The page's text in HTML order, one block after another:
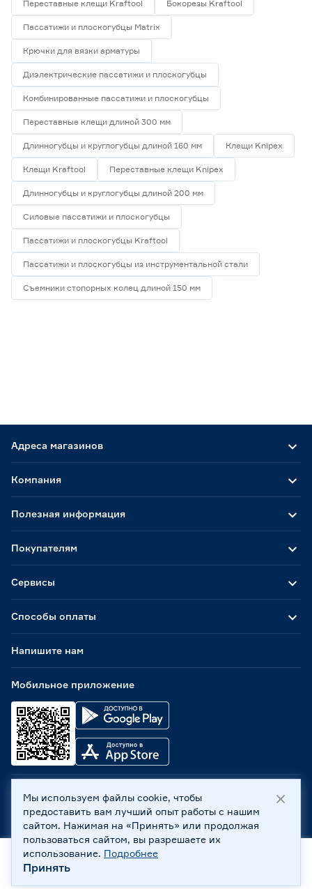
Нержавеющая сталь
Полиамид
Марка
Afacan
DORN
DORN PRO
FIT
FORESTER
Ещё 10
Страна производства
Германия
Индия
Россия
Тайвань
Переставные клещи Kraftool Бокорезы Kraftool
Пассатижи и плоскогубцы Matrix
Крючки для вязки арматуры
Диэлектрические пассатижи и плоскогубцы
Комбинированные пассатижи и плоскогубцы
Переставные клещи длиной 300 мм
Длинногубцы и круглогубцы длиной 160 мм Клещи Knipex
Клещи Kraftool Переставные клещи Knipex
Длинногубцы и круглогубцы длиной 200 мм
Силовые пассатижи и плоскогубцы
Пассатижи и плоскогубцы Kraftool
Пассатижи и плоскогубцы из инструментальной стали
Съемники стопорных колец длиной 150 мм
Адреса магазинов
Способы оплаты
Мобильное приложение
Компания
Полезная информация
Покупателям
Сервисы
Напишите нам
ООО «Бауцентр Рус» 2004 -2026, 236029, г. Калининград,
ул. А.Невского, 205. ИНН 7702596813, КПП 390601001 ©
Все права защищены
Политика обработки персональных данных
Правовая информация
Охрана труда
Главная
Мы используем файлы cookie, чтобы
предоставить вам лучший опыт работы с нашим
сайтом. Нажимая на «Принять» или продолжая
пользоваться сайтом, вы разрешаете их
использование. Подробнее
Принять